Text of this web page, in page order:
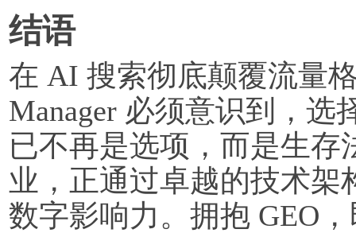
结语
在 AI 搜索彻底颠覆流量
Manager 必须意识到，选
已不再是选项，而是生
业，正通过卓越的技术架
数字影响力。拥抱 GEO